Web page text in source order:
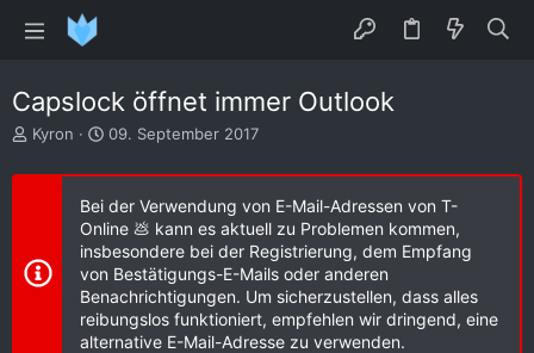
Capslock öffnet immer Outlook
E
s
l
e
Kyron
E
s
e
l
l
a
m
09. September 2017
Bei der Verwendung von E-Mail-Adressen von T-
Online 💩 kann es aktuell zu Problemen kommen,
insbesondere bei der Registrierung, dem Empfang
von Bestätigungs-E-Mails oder anderen
Benachrichtigungen. Um sicherzustellen, dass alles
reibungslos funktioniert, empfehlen wir dringend, eine
alternative E-Mail-Adresse zu verwenden.